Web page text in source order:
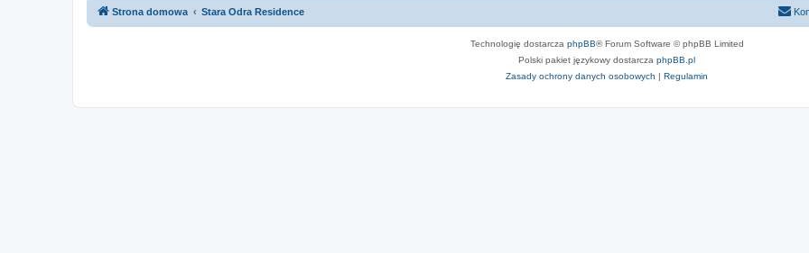
Strona domowa Stara Odra Residence
Technologię dostarcza phpBB® Forum Software © phpBB Limited
Polski pakiet językowy dostarcza phpBB.pl
Zasady ochrony danych osobowych | Regulamin